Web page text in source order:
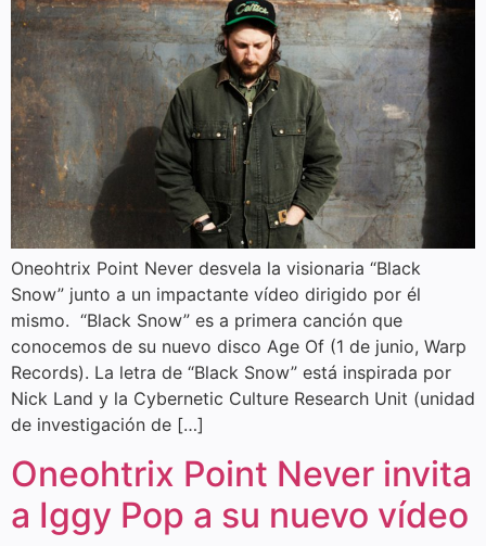
Oneohtrix Point Never desvela la visionaria “Black
Snow” junto a un impactante vídeo dirigido por él
mismo. “Black Snow” es a primera canción que
conocemos de su nuevo disco Age Of (1 de junio, Warp
Records). La letra de “Black Snow” está inspirada por
Nick Land y la Cybernetic Culture Research Unit (unidad
de investigación de […]
Oneohtrix Point Never invita
a Iggy Pop a su nuevo vídeo